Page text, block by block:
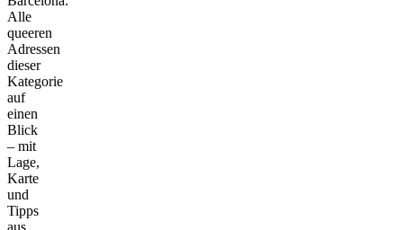
Alle
queeren
Adressen
dieser
Kategorie
auf
einen
Blick
– mit
Lage,
Karte
und
Tipps